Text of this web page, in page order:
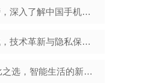
国产手机十大排名榜，深入了解中国手机市场的佼佼者
华为云服务定位查找，技术革新与隐私保护的双重奏
华为nova2s，性价比之选，智能生活的新伙伴